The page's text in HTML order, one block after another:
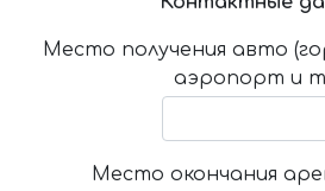
Место получения авто
аэропорт и
Место окончания